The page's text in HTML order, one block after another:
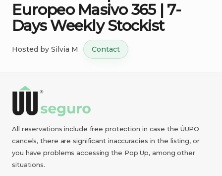
Europeo Masivo 365 | 7-
Days Weekly Stockist
Hosted by Silvia M Contact
All reservations include free protection in case the ÛUPO
cancels, there are significant inaccuracies in the listing, or
you have problems accessing the Pop Up, among other
situations.